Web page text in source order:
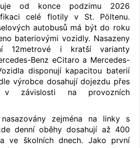
od konce podzimu 2026
celé flotily v St. Pöltenu.
autobusů má být do roku
bateriovými vozidly. Nasazeny
12metrové i kratší varianty
Benz eCitaro a Mercedes-
disponují kapacitou baterií
výrobce dosahují dojezdu přes
závislosti na provozních
zejména na linky s
denní oběhy dosahují až 400
ve školních dnech. Jako první